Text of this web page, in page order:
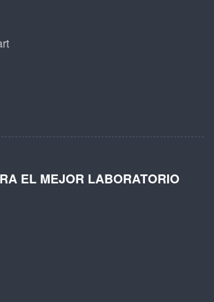
EL MEJOR LABORATORIO